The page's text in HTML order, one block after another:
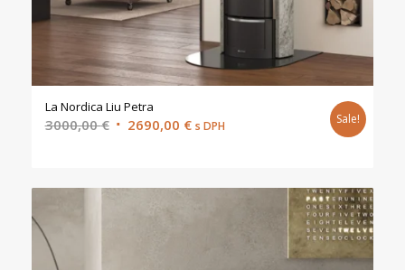
La Nordica Liu Petra
3000,00€ Original
3000,00 €.
2690,00 €Current
2690,00 €.
s DPH Sale!